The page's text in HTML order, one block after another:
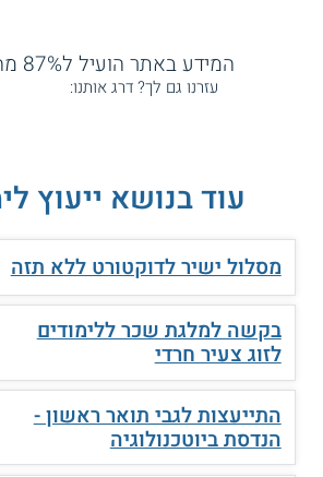
המידע באתר הועיל ל87% מהגולשים.
עזרנו גם לך? דרג אותנו:
עוד בנושא ייעוץ
מסלול ישיר לדוקטורט ללא תזה
בקשה למלגת שכר ללימודים
לזוג צעיר חרדי
התייעצות לגבי תואר ראשון -
הנדסת ביוטכנולוגיה